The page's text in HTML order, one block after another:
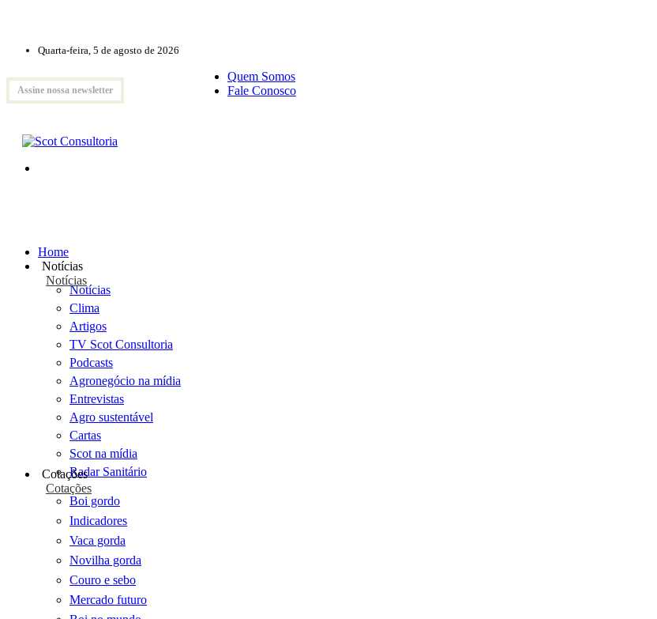
Quarta-feira, 5 de agosto de 2026
Assine nossa newsletter
Quem Somos
Fale Conosco
Home
Notícias
Notícias
Notícias
Clima
Artigos
TV Scot Consultoria
Podcasts
Agronegócio na mídia
Entrevistas
Agro sustentável
Cartas
Scot na mídia
Radar Sanitário
Cotações
Cotações
Boi gordo
Indicadores
Vaca gorda
Novilha gorda
Couro e sebo
Mercado futuro